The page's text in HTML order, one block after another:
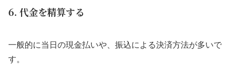
6. 代金を精算する
一般的に当日の現金払いや、振込による決済方法が多いで
す。